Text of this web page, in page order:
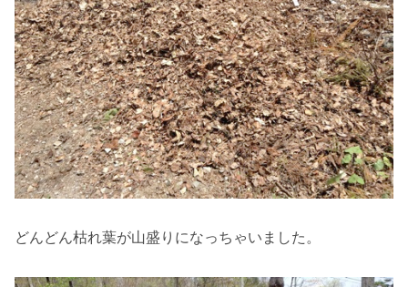
どんどん枯れ葉が山盛りになっちゃいました。